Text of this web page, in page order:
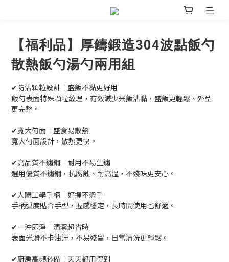
【福利品】厚鑄鍛造304波點飯勺
散熱飯勺湯勺兩用組
✔防沾顆粒設計｜盛飯不黏更好用
飯勺表面特殊顆粒紋理，有效減少米飯沾黏，盛飯更輕鬆、外型
更完整。
✔寬大勺面｜盛食易散熱
寬大勺面設計，散熱更快。
✔高品質不鏽鋼｜耐用不易生鏽
選用優質不鏽鋼，抗腐蝕、耐高溫，不殘味更安心。
✔人體工學手柄｜好握不滑手
手柄弧度貼合手型，握感穩定，長時間使用也舒適。
✔一沖即淨｜清潔超省時
表面光滑不卡油汙，不易殘留，日常清洗更輕鬆。
✔廚房高頻必備｜天天都用得到